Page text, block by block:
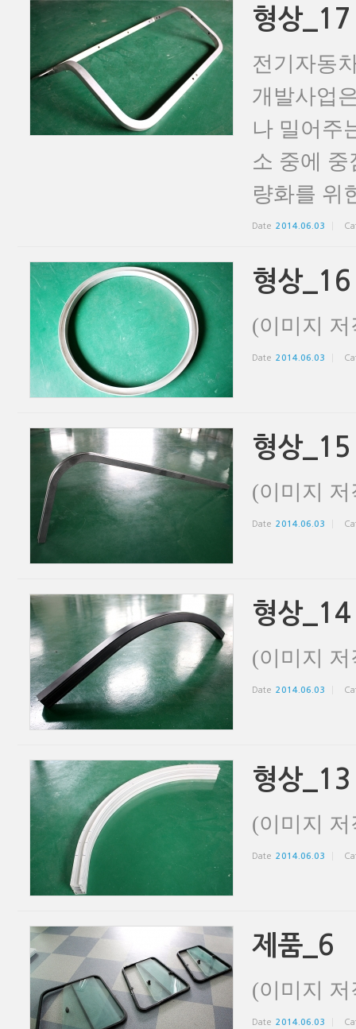
형상_17
전기자동
개발사업
나 밀어주
소 중에
량화를 위
Date 2014.06.03
형상_16
(이미지
Date 2014.06.03
형상_15
(이미지
Date 2014.06.03
형상_14
(이미지
Date 2014.06.03
형상_13
(이미지
Date 2014.06.03
제품_6
(이미지
Date 2014.06.03